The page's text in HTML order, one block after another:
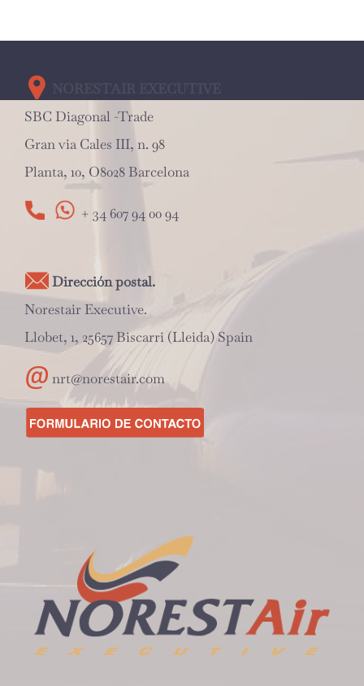
SBC Diagonal -Trade
Gran via Cales III, n. 98
Planta, 10, O8028 Barcelona
+ 34 607 94 00 94
Dirección postal.
Norestair Executive.
Llobet, 1, 25657 Biscarri (Lleida) Spain
nrt@norestair.com